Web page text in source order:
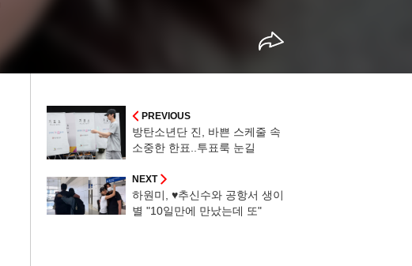
PREVIOUS
방탄소년단 진, 바쁜 스케줄 속
소중한 한표..투표룩 눈길
NEXT
하원미, ♥추신수와 공항서 생이
별 "10일만에 만났는데 또"